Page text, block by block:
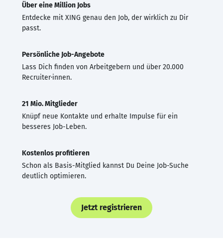
Über eine Million Jobs
Entdecke mit XING genau den Job, der wirklich zu Dir
passt.
Persönliche Job-Angebote
Lass Dich finden von Arbeitgebern und über 20.000
Recruiter·innen.
21 Mio. Mitglieder
Knüpf neue Kontakte und erhalte Impulse für ein
besseres Job-Leben.
Kostenlos profitieren
Schon als Basis-Mitglied kannst Du Deine Job-Suche
deutlich optimieren.
Jetzt registrieren